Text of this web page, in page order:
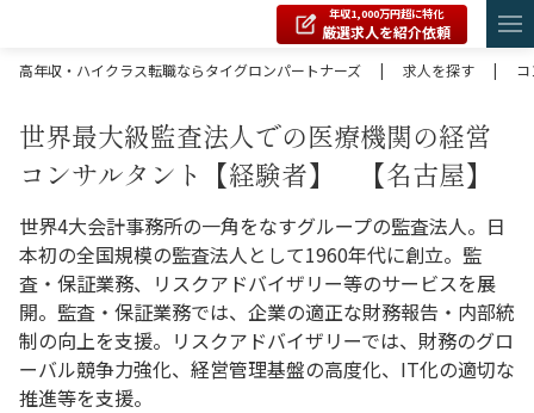
年収1,000万円超に特化
厳選求人を紹介依頼
高年収・ハイクラス転職ならタイグロンパートナーズ
| 求人を探す |
世界最大級監査法人での医療機関の経営
コンサルタント【経験者】 【名古屋】
世界4大会計事務所の一角をなすグループの監査法人。日
本初の全国規模の監査法人として1960年代に創立。監
査・保証業務、リスクアドバイザリー等のサービスを展
開。監査・保証業務では、企業の適正な財務報告・内部統
制の向上を支援。リスクアドバイザリーでは、財務のグロ
ーバル競争力強化、経営管理基盤の高度化、IT化の適切な
推進等を支援。